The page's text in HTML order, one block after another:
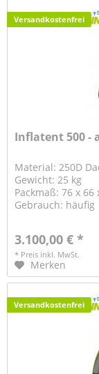
Versandkostenfrei
Inflatent 500 -
Material: 250D
Gewicht: 25 kg
Packmaß: 76 x 66
Gebrauch: häufig
3.100,00 € *
* Preis inkl. MwSt.
Merken
Versandkostenfrei